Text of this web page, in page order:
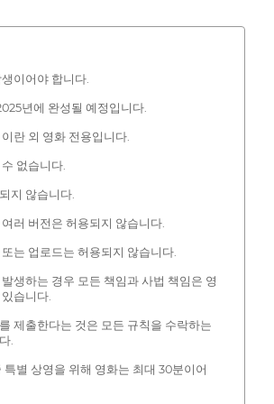
이어야 합니다.
년에 완성될 예정입니다.
란 외 영화 전용입니다.
없습니다.
지 않습니다.
러 버전은 허용되지 않습니다.
는 업로드는 허용되지 않습니다.
생하는 경우 모든 책임과 사법 책임은 영
습니다.
제출한다는 것은 모든 규칙을 수락하는
.
특별 상영을 위해 영화는 최대 30분이어